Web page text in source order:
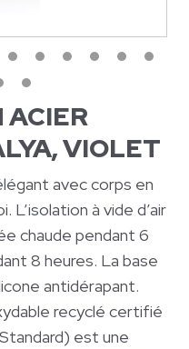
VIOLET
avec corps en
L’isolation à vide d’air
chaude pendant 6
8 heures. La base
antidérapant.
recyclé certifié
est une